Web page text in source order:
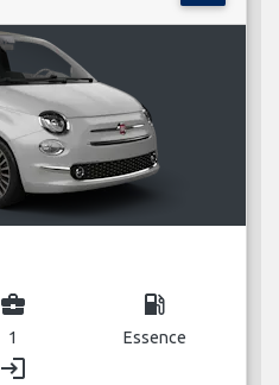
business_center
1
local_gas_station
Essence
login